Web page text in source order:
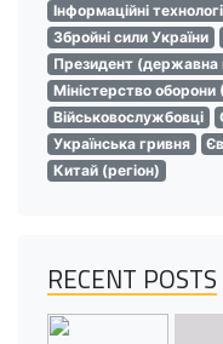
Інформаційні
Збройні сили України
Президент (державна
Міністерство оборони
Військовослужбовці
Українська гривня
Китай (регіон)
RECENT POSTS